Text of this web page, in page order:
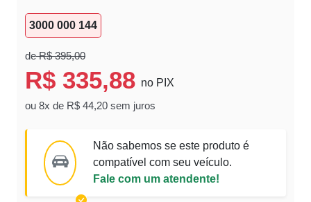
3000 000 144
deR$ 395,00
R$ 335,88 no PIX
ou 8x de R$ 44,20 sem juros
Não sabemos se este produto é
compatível com seu veículo.
Fale com um atendente!